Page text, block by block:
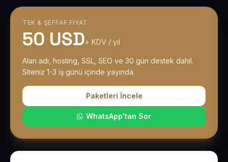
TEK & ŞEFFAF FIYAT
50 USD+ KDV / yıl
Alan adı, hosting, SSL, SEO ve 30 gün destek dahil.
Siteniz 1-3 iş günü içinde yayında.
Paketleri İncele
WhatsApp'tan Sor